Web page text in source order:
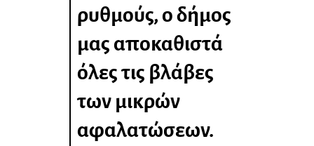
ρυθμούς, ο δήμος
μας αποκαθιστά
όλες τις βλάβες
των μικρών
αφαλατώσεων.